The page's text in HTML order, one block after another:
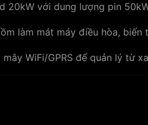
20kW với dung lượng pin
làm mát máy điều hòa, biến
WiFi/GPRS để quản lý từ